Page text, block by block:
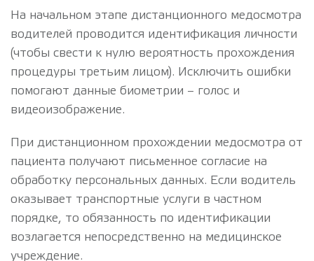
На начальном этапе дистанционного медосмотра
водителей проводится идентификация личности
(чтобы свести к нулю вероятность прохождения
процедуры третьим лицом). Исключить ошибки
помогают данные биометрии – голос и
видеоизображение.
При дистанционном прохождении медосмотра от
пациента получают письменное согласие на
обработку персональных данных. Если водитель
оказывает транспортные услуги в частном
порядке, то обязанность по идентификации
возлагается непосредственно на медицинское
учреждение.